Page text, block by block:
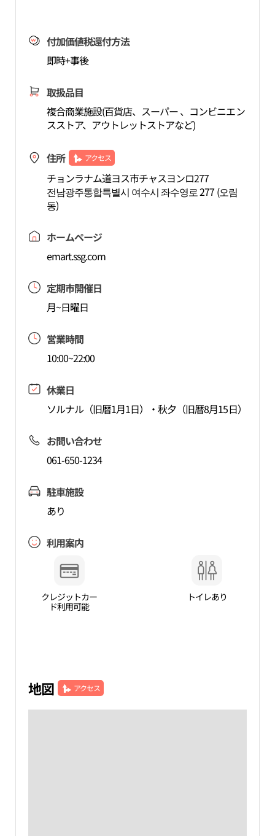
付加価値税還付方法
即時+事後
取扱品目
複合商業施設(百貨店、スーパー 、コンビニエン
スストア、アウトレットストアなど)
住所 アクセス
チョンラナム道ヨス市チャスヨンロ277
전남광주통합특별시 여수시 좌수영로 277 (오림
동)
ホームページ
emart.ssg.com
定期市開催日
月~日曜日
営業時間
10:00~22:00
休業日
ソルナル（旧暦1月1日）・秋夕（旧暦8月15日）
お問い合わせ
061-650-1234
駐車施設
あり
利用案内
クレジットカー
ド利用可能
トイレあり
地図 アクセス